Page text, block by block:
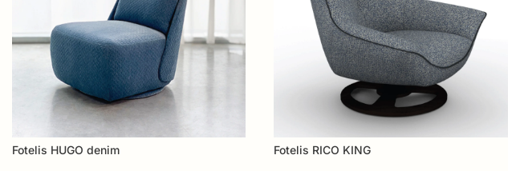
Fotelis HUGO denim Fotelis RICO KING